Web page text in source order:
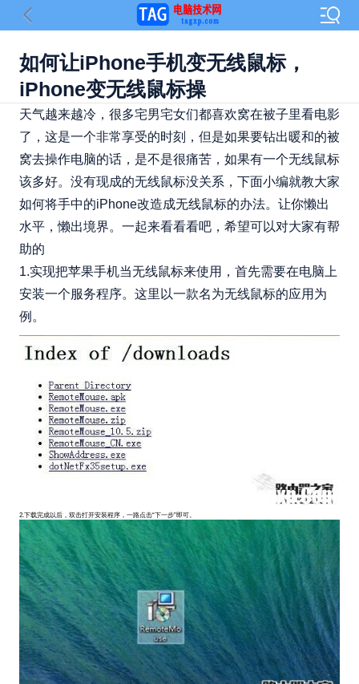
如何让iPhone手机变无线鼠标，
iPhone变无线鼠标操
天气越来越冷，很多宅男宅女们都喜欢窝在被子里看电影
了，这是一个非常享受的时刻，但是如果要钻出暖和的被
窝去操作电脑的话，是不是很痛苦，如果有一个无线鼠标
该多好。没有现成的无线鼠标没关系，下面小编就教大家
如何将手中的iPhone改造成无线鼠标的办法。让你懒出
水平，懒出境界。一起来看看看吧，希望可以对大家有帮
助的
1.实现把苹果手机当无线鼠标来使用，首先需要在电脑上
安装一个服务程序。这里以一款名为无线鼠标的应用为
例。
2.下载完成以后，双击打开安装程序，一路点击“下一步”即可。